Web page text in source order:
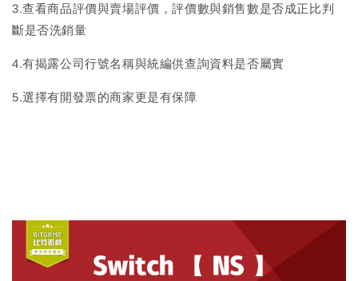
3.查看商品評價與賣場評價，評價數與銷售數是否成正比判
斷是否洗銷量
4.有揭露公司行號名稱與統編供查詢資料是否屬實
5.選擇有開發票的商家更是有保障